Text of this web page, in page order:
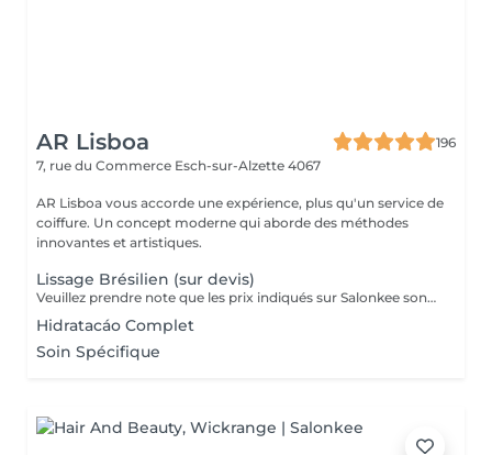
AR Lisboa
196
7, rue du Commerce Esch-sur-Alzette 4067
AR Lisboa vous accorde une expérience, plus qu'un service de
coiffure. Un concept moderne qui aborde des méthodes
innovantes et artistiques.
Lissage Brésilien (sur devis)
Veuillez prendre note que les prix indiqués sur Salonkee sont communiqués à titre informatif et s'entendent de base. Ces derniers sont susceptibles de varier selon le diagnostic réalisé à votre arrivée au salon et l'expertise du professionnel à qui vous confiez votre beauté. Dans tous les cas, un devis précis vous sera proposé et toutes réalisations de prestations seront effectuées avec votre accord. Un grand merci d'avance pour votre compréhension. Au plaisir de vous recevoir très vite.
Hidratacáo Complet
Soin Spécifique